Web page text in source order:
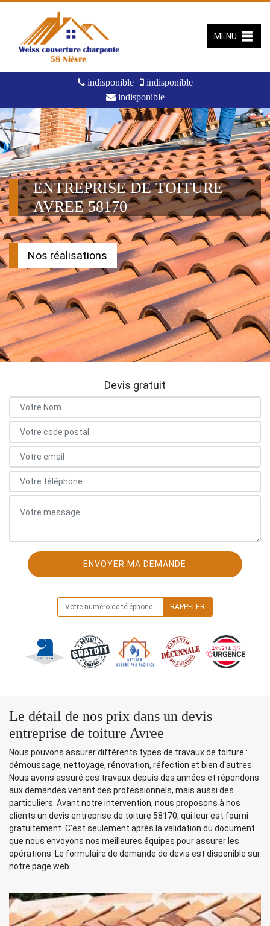
indisponible
indisponible
indisponible
MENU
ENTREPRISE DE TOITURE
AVREE 58170
Nos réalisations
Devis gratuit
Le détail de nos prix dans un devis
entreprise de toiture Avree
Nous pouvons assurer différents types de travaux de toiture :
démoussage, nettoyage, rénovation, réfection et bien d'autres.
Nous avons assuré ces travaux depuis des années et répondons
aux demandes venant des professionnels, mais aussi des
particuliers. Avant notre intervention, nous proposons à nos
clients un devis entreprise de toiture 58170, qui leur est fourni
gratuitement. C'est seulement après la validation du document
que nous envoyons nos meilleures équipes pour assurer les
opérations. Le formulaire de demande de devis est disponible sur
notre page web.